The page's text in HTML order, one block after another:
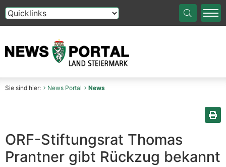
Die Auswahl einer Option im Select-Element führt auf
Sie sind hier: News Portal News
ORF-Stiftungsrat Thomas
Prantner gibt Rückzug bekannt